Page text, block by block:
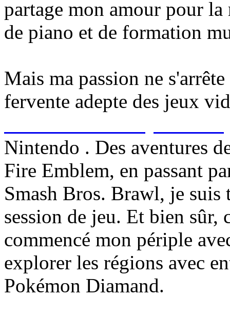
partage mon amour pour la
de piano et de formation
Mais ma passion ne
fervente adepte des jeux
Nintendo . Des aventures
Fire Emblem, en passant
Smash Bros. Brawl, je
session de jeu. Et bien
commencé mon périple
explorer les régions avec
Pokémon Diamand.